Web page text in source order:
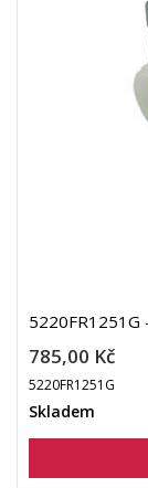
5220FR1251G
785,00 Kč
5220FR1251G
Skladem